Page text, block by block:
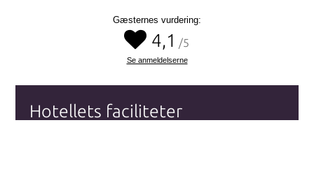
Gæsternes vurdering:
4,1 /5
Se anmeldelserne
Hotellets faciliteter